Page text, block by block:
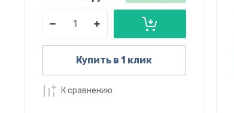
Купить в 1 клик
К сравнению